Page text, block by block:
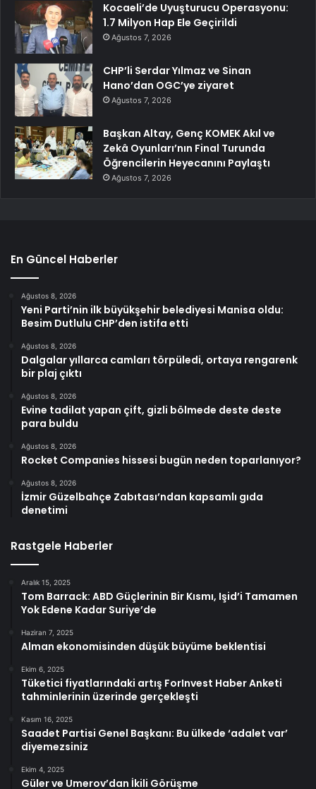
Kocaeli’de Uyuşturucu Operasyonu:
1.7 Milyon Hap Ele Geçirildi
Ağustos 7, 2026
CHP’li Serdar Yılmaz ve Sinan
Hano’dan OGC’ye ziyaret
Ağustos 7, 2026
Başkan Altay, Genç KOMEK Akıl ve
Zekâ Oyunları’nın Final Turunda
Öğrencilerin Heyecanını Paylaştı
Ağustos 7, 2026
En Güncel Haberler
Ağustos 8, 2026
Yeni Parti’nin ilk büyükşehir belediyesi Manisa oldu:
Besim Dutlulu CHP’den istifa etti
Ağustos 8, 2026
Dalgalar yıllarca camları törpüledi, ortaya rengarenk
bir plaj çıktı
Ağustos 8, 2026
Evine tadilat yapan çift, gizli bölmede deste deste
para buldu
Ağustos 8, 2026
Rocket Companies hissesi bugün neden toparlanıyor?
Ağustos 8, 2026
İzmir Güzelbahçe Zabıtası’ndan kapsamlı gıda
denetimi
Rastgele Haberler
Aralık 15, 2025
Tom Barrack: ABD Güçlerinin Bir Kısmı, Işid’i Tamamen
Yok Edene Kadar Suriye’de
Haziran 7, 2025
Alman ekonomisinden düşük büyüme beklentisi
Ekim 6, 2025
Tüketici fiyatlarındaki artış ForInvest Haber Anketi
tahminlerinin üzerinde gerçekleşti
Kasım 16, 2025
Saadet Partisi Genel Başkanı: Bu ülkede ‘adalet var’
diyemezsiniz
Ekim 4, 2025
Güler ve Umerov’dan İkili Görüşme